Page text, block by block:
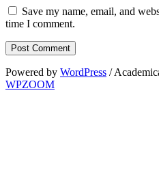
Save my name, email, and
time I comment.
Powered by WordPress /
WPZOOM